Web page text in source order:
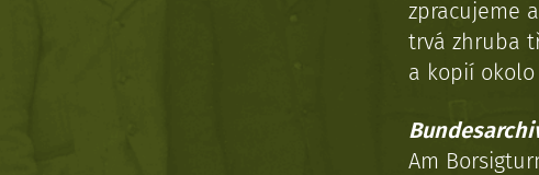
zpracujeme
trvá zhruba
a kopií okolo
Am